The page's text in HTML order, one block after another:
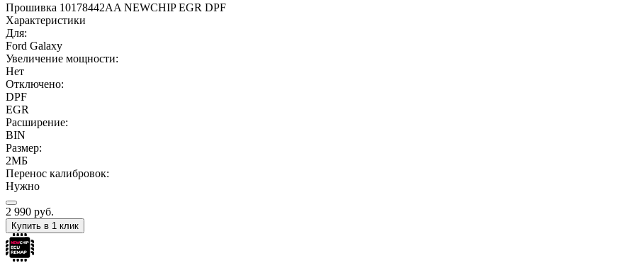
Прошивка 10178442AA NEWCHIP EGR DPF
Характеристики
Для:
Ford Galaxy
Увеличение мощности:
Нет
Отключено:
DPF
EGR
Расширение:
BIN
Размер:
2МБ
Перенос калибровок:
Нужно
2 990 руб.
Купить в 1 клик